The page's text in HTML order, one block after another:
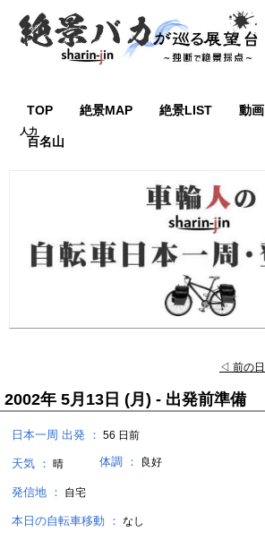
TOP 絶景MAP 絶景LIST 動画
百名山
◁ 前の日
2002年 5月13日 (月) - 出発前準備
日本一周 出発 ： 56 日前
天気 ： 晴 体調 ： 良好
発信地 ： 自宅
本日の自転車移動 ： なし